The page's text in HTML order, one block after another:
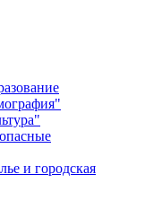
и городская